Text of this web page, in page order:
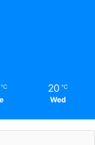
℃ 20 ℃
Wed